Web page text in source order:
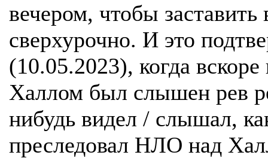
вечером, чтобы заставить
сверхурочно. И это
(10.05.2023), когда
Халлом был слышен рев
нибудь видел / слышал,
преследовал НЛО над